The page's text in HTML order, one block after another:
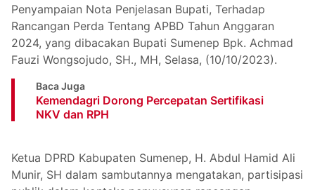
Penyampaian Nota Penjelasan Bupati, Terhadap
Rancangan Perda Tentang APBD Tahun Anggaran
2024, yang dibacakan Bupati Sumenep Bpk. Achmad
Fauzi Wongsojudo, SH., MH, Selasa, (10/10/2023).
Baca Juga
Kemendagri Dorong Percepatan Sertifikasi
NKV dan RPH
Ketua DPRD Kabupaten Sumenep, H. Abdul Hamid Ali
Munir, SH dalam sambutannya mengatakan, partisipasi